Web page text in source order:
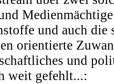
und auch
orientierte
und
weit gefehlt...: